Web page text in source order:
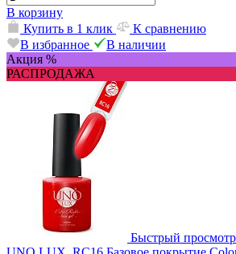
В корзину
Купить в 1 клик
К сравнению
В избранное
В наличии
Акция %
РАСПРОДАЖА
Быстрый просмотр